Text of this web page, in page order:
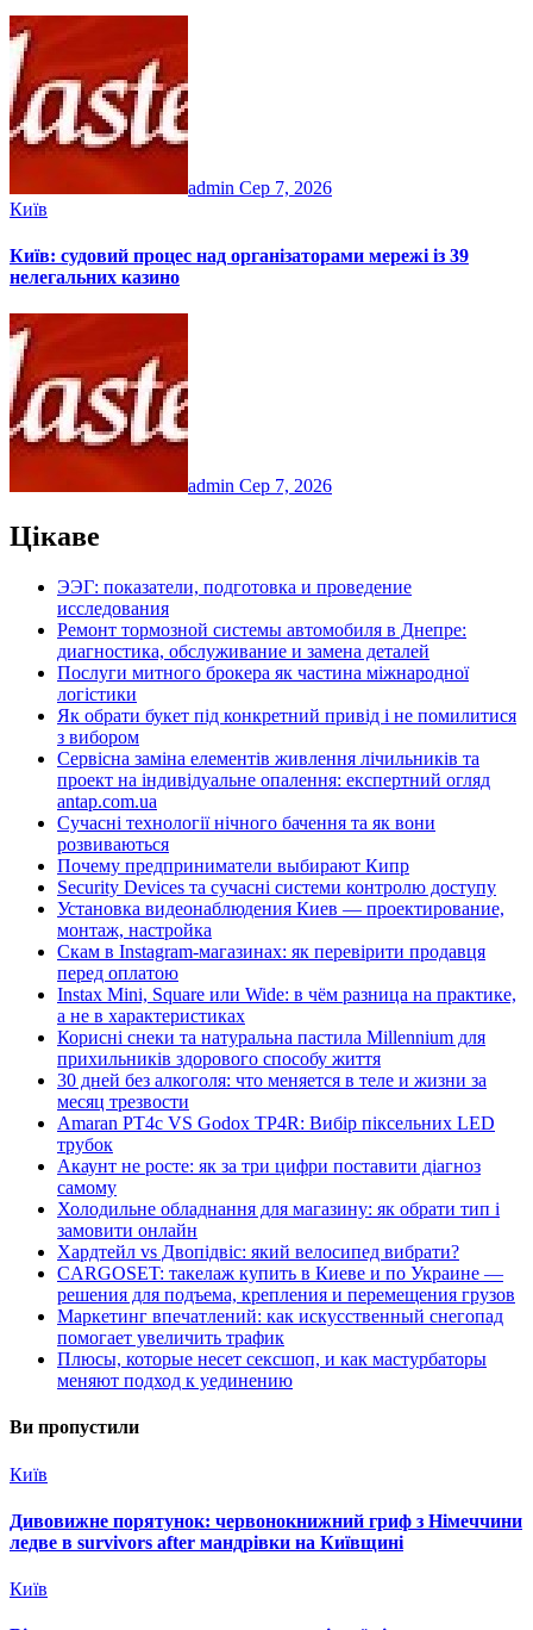
admin Сер 7, 2026
Київ
Київ: судовий процес над організаторами мережі із 39
нелегальних казино
admin Сер 7, 2026
Цікаве
ЭЭГ: показатели, подготовка и проведение
исследования
Ремонт тормозной системы автомобиля в Днепре:
диагностика, обслуживание и замена деталей
Послуги митного брокера як частина міжнародної
логістики
Як обрати букет під конкретний привід і не помилитися
з вибором
Сервісна заміна елементів живлення лічильників та
проект на індивідуальне опалення: експертний огляд
antap.com.ua
Сучасні технології нічного бачення та як вони
розвиваються
Почему предприниматели выбирают Кипр
Security Devices та сучасні системи контролю доступу
Установка видеонаблюдения Киев — проектирование,
монтаж, настройка
Скам в Instagram-магазинах: як перевірити продавця
перед оплатою
Instax Mini, Square или Wide: в чём разница на практике,
а не в характеристиках
Корисні снеки та натуральна пастила Millennium для
прихильників здорового способу життя
30 дней без алкоголя: что меняется в теле и жизни за
месяц трезвости
Amaran PT4c VS Godox TP4R: Вибір піксельних LED
трубок
Акаунт не росте: як за три цифри поставити діагноз
самому
Холодильне обладнання для магазину: як обрати тип і
замовити онлайн
Хардтейл vs Двопідвіс: який велосипед вибрати?
CARGOSET: такелаж купить в Киеве и по Украине —
решения для подъема, крепления и перемещения грузов
Маркетинг впечатлений: как искусственный снегопад
помогает увеличить трафик
Плюсы, которые несет сексшоп, и как мастурбаторы
меняют подход к уединению
Ви пропустили
Київ
Дивовижне порятунок: червонокнижний гриф з Німеччини
ледве в survivors after мандрівки на Київщині
Київ